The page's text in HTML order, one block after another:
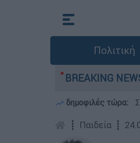
Πολιτική
BREAKING
- Κατηγορείται και
δημοφιλές τώρα:
┋ Παιδεία ┋